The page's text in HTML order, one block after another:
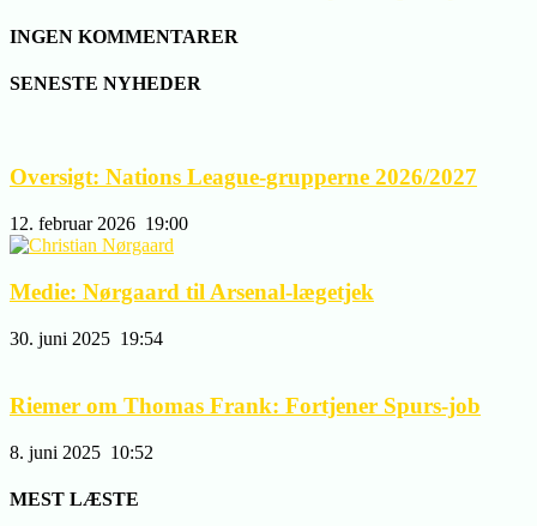
INGEN KOMMENTARER
SENESTE NYHEDER
Oversigt: Nations League-grupperne 2026/2027
12. februar 2026 19:00
Medie: Nørgaard til Arsenal-lægetjek
30. juni 2025 19:54
Riemer om Thomas Frank: Fortjener Spurs-job
8. juni 2025 10:52
MEST LÆSTE